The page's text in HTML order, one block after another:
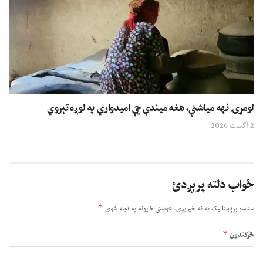
لومړۍ نهه میاشتې، هغه میندې چې امیدواري په لوږه تېروي
2 اگست 2026
ځواب دلته پرېږدئ
ستاسو برېښناليک به نه خپريږي.غوښتى ځایونه په نښه شوي *
څرگندون*